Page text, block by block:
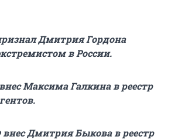
Дмитрия Гордона
в России.
Максима Галкина в реестр
Дмитрия Быкова в реестр